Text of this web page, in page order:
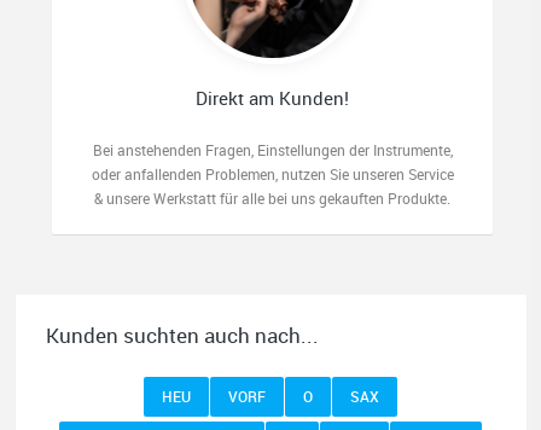
Direkt am Kunden!
Bei anstehenden Fragen, Einstellungen der Instrumente,
oder anfallenden Problemen, nutzen Sie unseren Service
& unsere Werkstatt für alle bei uns gekauften Produkte.
Kunden suchten auch nach...
HEU VORF O SAX